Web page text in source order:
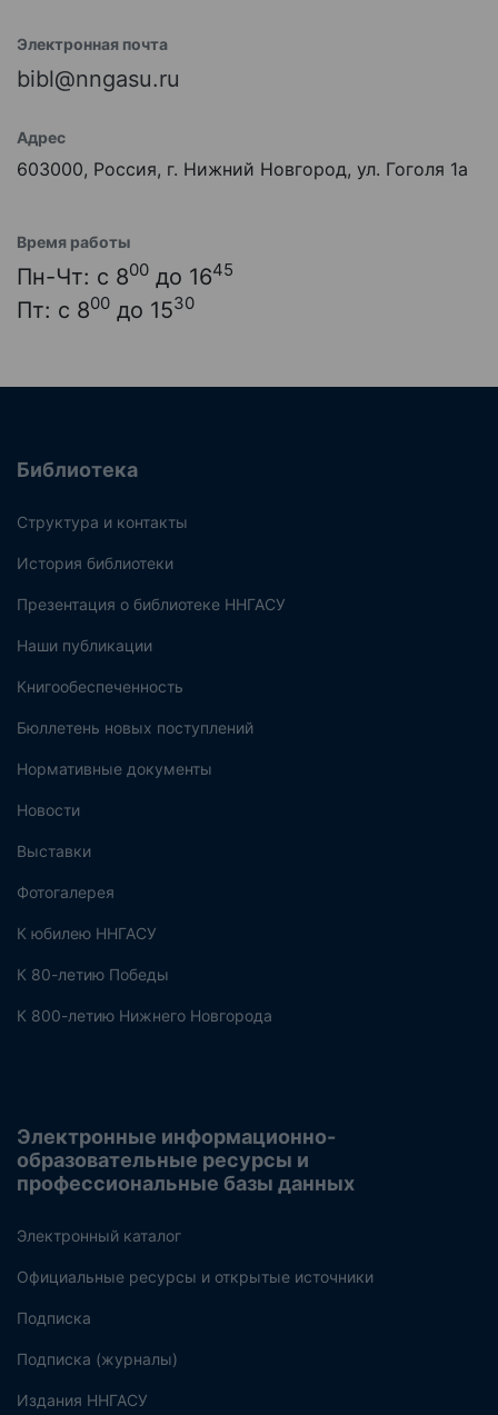
Электронная почта
bibl@nngasu.ru
Адрес
603000, Россия, г. Нижний Новгород, ул. Гоголя 1а
Время работы
Пн-Чт: с 800 до 1645
Пт: с 800 до 1530
Библиотека
Структура и контакты
История библиотеки
Презентация о библиотеке ННГАСУ
Наши публикации
Книгообеспеченность
Бюллетень новых поступлений
Нормативные документы
Новости
Выставки
Фотогалерея
К юбилею ННГАСУ
К 80-летию Победы
К 800-летию Нижнего Новгорода
Электронные информационно-
образовательные ресурсы и
профессиональные базы данных
Электронный каталог
Официальные ресурсы и открытые источники
Подписка
Подписка (журналы)
Издания ННГАСУ